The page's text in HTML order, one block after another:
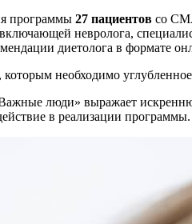
программы 27 пациентов со
невролога,
диетолога в формате
необходимо
люди» выражает
в реализации программы.